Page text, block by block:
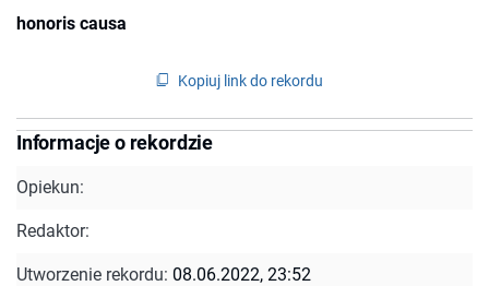
honoris causa
Kopiuj link do rekordu
Informacje o rekordzie
Opiekun:
Redaktor:
Utworzenie rekordu: 08.06.2022, 23:52